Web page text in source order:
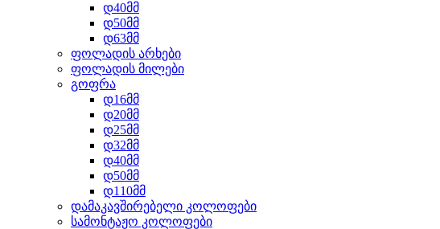
დ40მმ
დ50მმ
დ63მმ
ფოლადის არხები
ფოლადის მილები
გოფრა
დ16მმ
დ20მმ
დ25მმ
დ32მმ
დ40მმ
დ50მმ
დ110მმ
დამაკავშირებელი კოლოფები
სამონტაჟო კოლოფები